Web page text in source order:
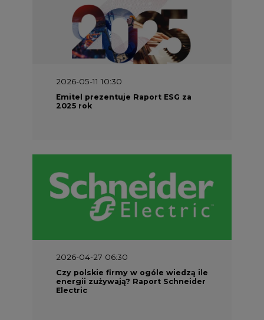
2026-05-11 10:30
Emitel prezentuje Raport ESG za
2025 rok
2026-04-27 06:30
Czy polskie firmy w ogóle wiedzą ile
energii zużywają? Raport Schneider
Electric